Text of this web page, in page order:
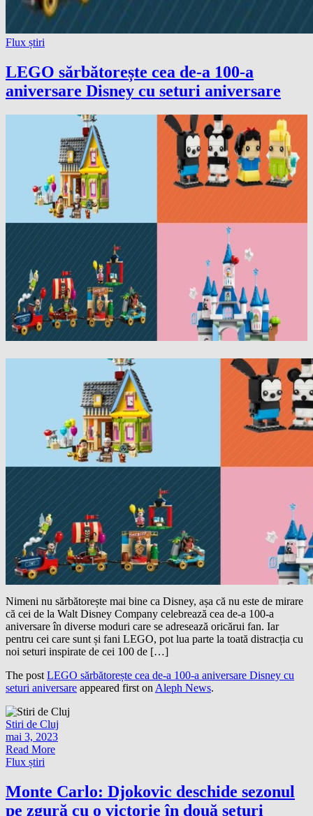
Flux știri
LEGO sărbătorește cea de-a 100-a
aniversare Disney cu seturi aniversare
Nimeni nu sărbătorește mai bine ca Disney, așa că nu este de mirare
că cei de la Walt Disney Company celebrează cea de-a 100-a
aniversare în diverse moduri care se adresează oricărui fan. Iar
pentru cei care sunt și fani LEGO, pot lua parte la toată distracția cu
noi seturi inspirate de cei 100 de […]
The post LEGO sărbătorește cea de-a 100-a aniversare Disney cu
seturi aniversare appeared first on Aleph News.
Stiri de Cluj
mai 3, 2023
Read More
Flux știri
Monte Carlo: Djokovic deschide sezonul
pe zgură cu o victorie în două seturi